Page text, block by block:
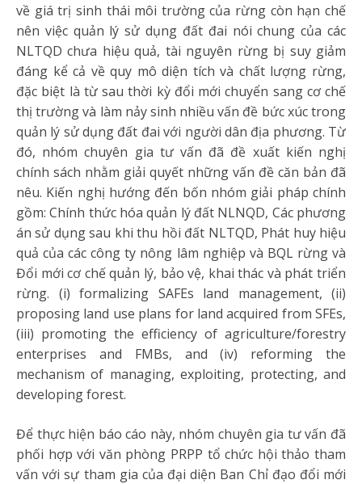
về giá trị sinh thái môi trường của rừng còn hạn chế
nên việc quản lý sử dụng đất đai nói chung của các
NLTQD chưa hiệu quả, tài nguyên rừng bị suy giảm
đáng kể cả về quy mô diện tích và chất lượng rừng,
đặc biệt là từ sau thời kỳ đổi mới chuyển sang cơ chế
thị trường và làm nảy sinh nhiều vấn đề bức xúc trong
quản lý sử dụng đất đai với người dân địa phương. Từ
đó, nhóm chuyên gia tư vấn đã đề xuất kiến nghị
chính sách nhằm giải quyết những vấn đề căn bản đã
nêu. Kiến nghị hướng đến bốn nhóm giải pháp chính
gồm: Chính thức hóa quản lý đất NLNQD, Các phương
án sử dụng sau khi thu hồi đất NLTQD, Phát huy hiệu
quả của các công ty nông lâm nghiệp và BQL rừng và
Đổi mới cơ chế quản lý, bảo vệ, khai thác và phát triển
rừng. (i) formalizing SAFEs land management, (ii)
proposing land use plans for land acquired from SFEs,
(iii) promoting the efficiency of agriculture/forestry
enterprises and FMBs, and (iv) reforming the
mechanism of managing, exploiting, protecting, and
developing forest.
Để thực hiện báo cáo này, nhóm chuyên gia tư vấn đã
phối hợp với văn phòng PRPP tổ chức hội thảo tham
vấn với sự tham gia của đại diện Ban Chỉ đạo đổi mới